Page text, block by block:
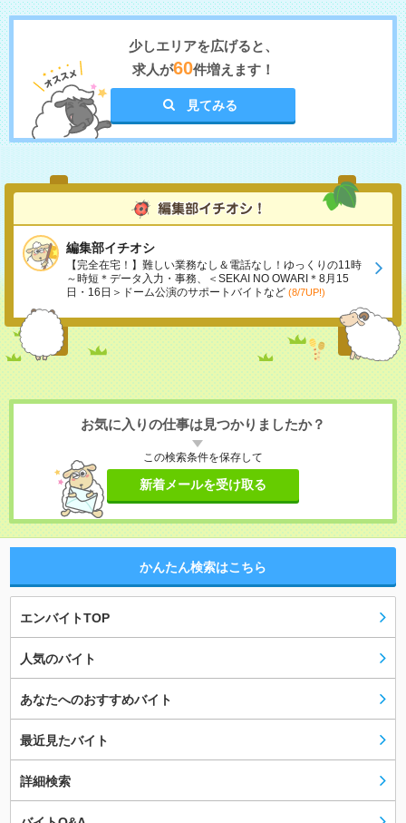
少しエリアを広げると、
求人が60件増えます！
見てみる
編集部イチオシ
【完全在宅！】難しい業務なし＆電話なし！ゆっくりの11時
～時短＊データ入力・事務、＜SEKAI NO OWARI＊8月15
日・16日＞ドーム公演のサポートバイトなど (8/7UP!)
お気に入りの仕事は見つかりましたか？
この検索条件を保存して
新着メールを受け取る
かんたん検索はこちら
エンバイトTOP
人気のバイト
あなたへのおすすめバイト
最近見たバイト
詳細検索